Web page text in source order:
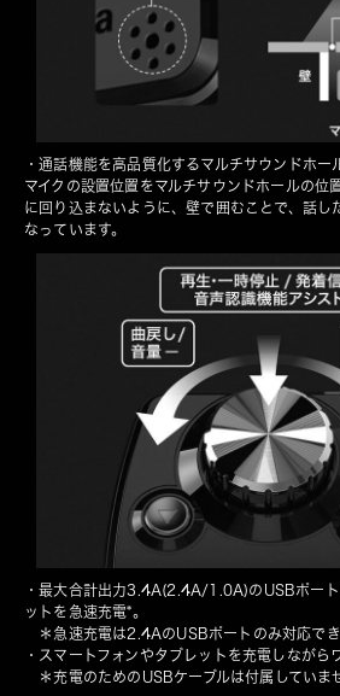
・通話機能を高品質化するマルチサウンドホー
マイクの設置位置をマルチサウンドホールの位
に回り込まないように、壁で囲むことで、話し
なっています。
・最大合計出力3.4A(2.4A/1.0A)のUSBポート
ットを急速充電*。
＊急速充電は2.4AのUSBポートのみ対応でき
・スマートフォンやタブレットを充電しながら
＊充電のためのUSBケーブルは付属していま